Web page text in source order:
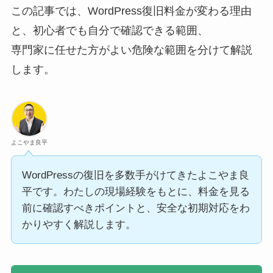
この記事では、WordPress復旧料金が変わる理由
と、初心者でも自分で確認できる範囲、
専門家に任せた方がよい危険な範囲を分けて解説
します。
よこやま良平
WordPressの復旧を多数手がけてきたよこやま良
平です。わたしの現場経験をもとに、料金を見る
前に確認すべきポイントと、安全な初期対応をわ
かりやすく解説します。